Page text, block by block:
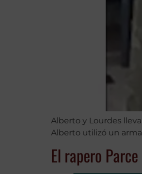
Alberto y Lourdes
Alberto utilizó un
El rapero